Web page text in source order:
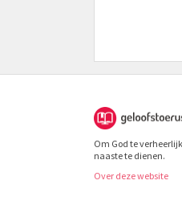
Om God te
naaste te dienen.
Over deze website